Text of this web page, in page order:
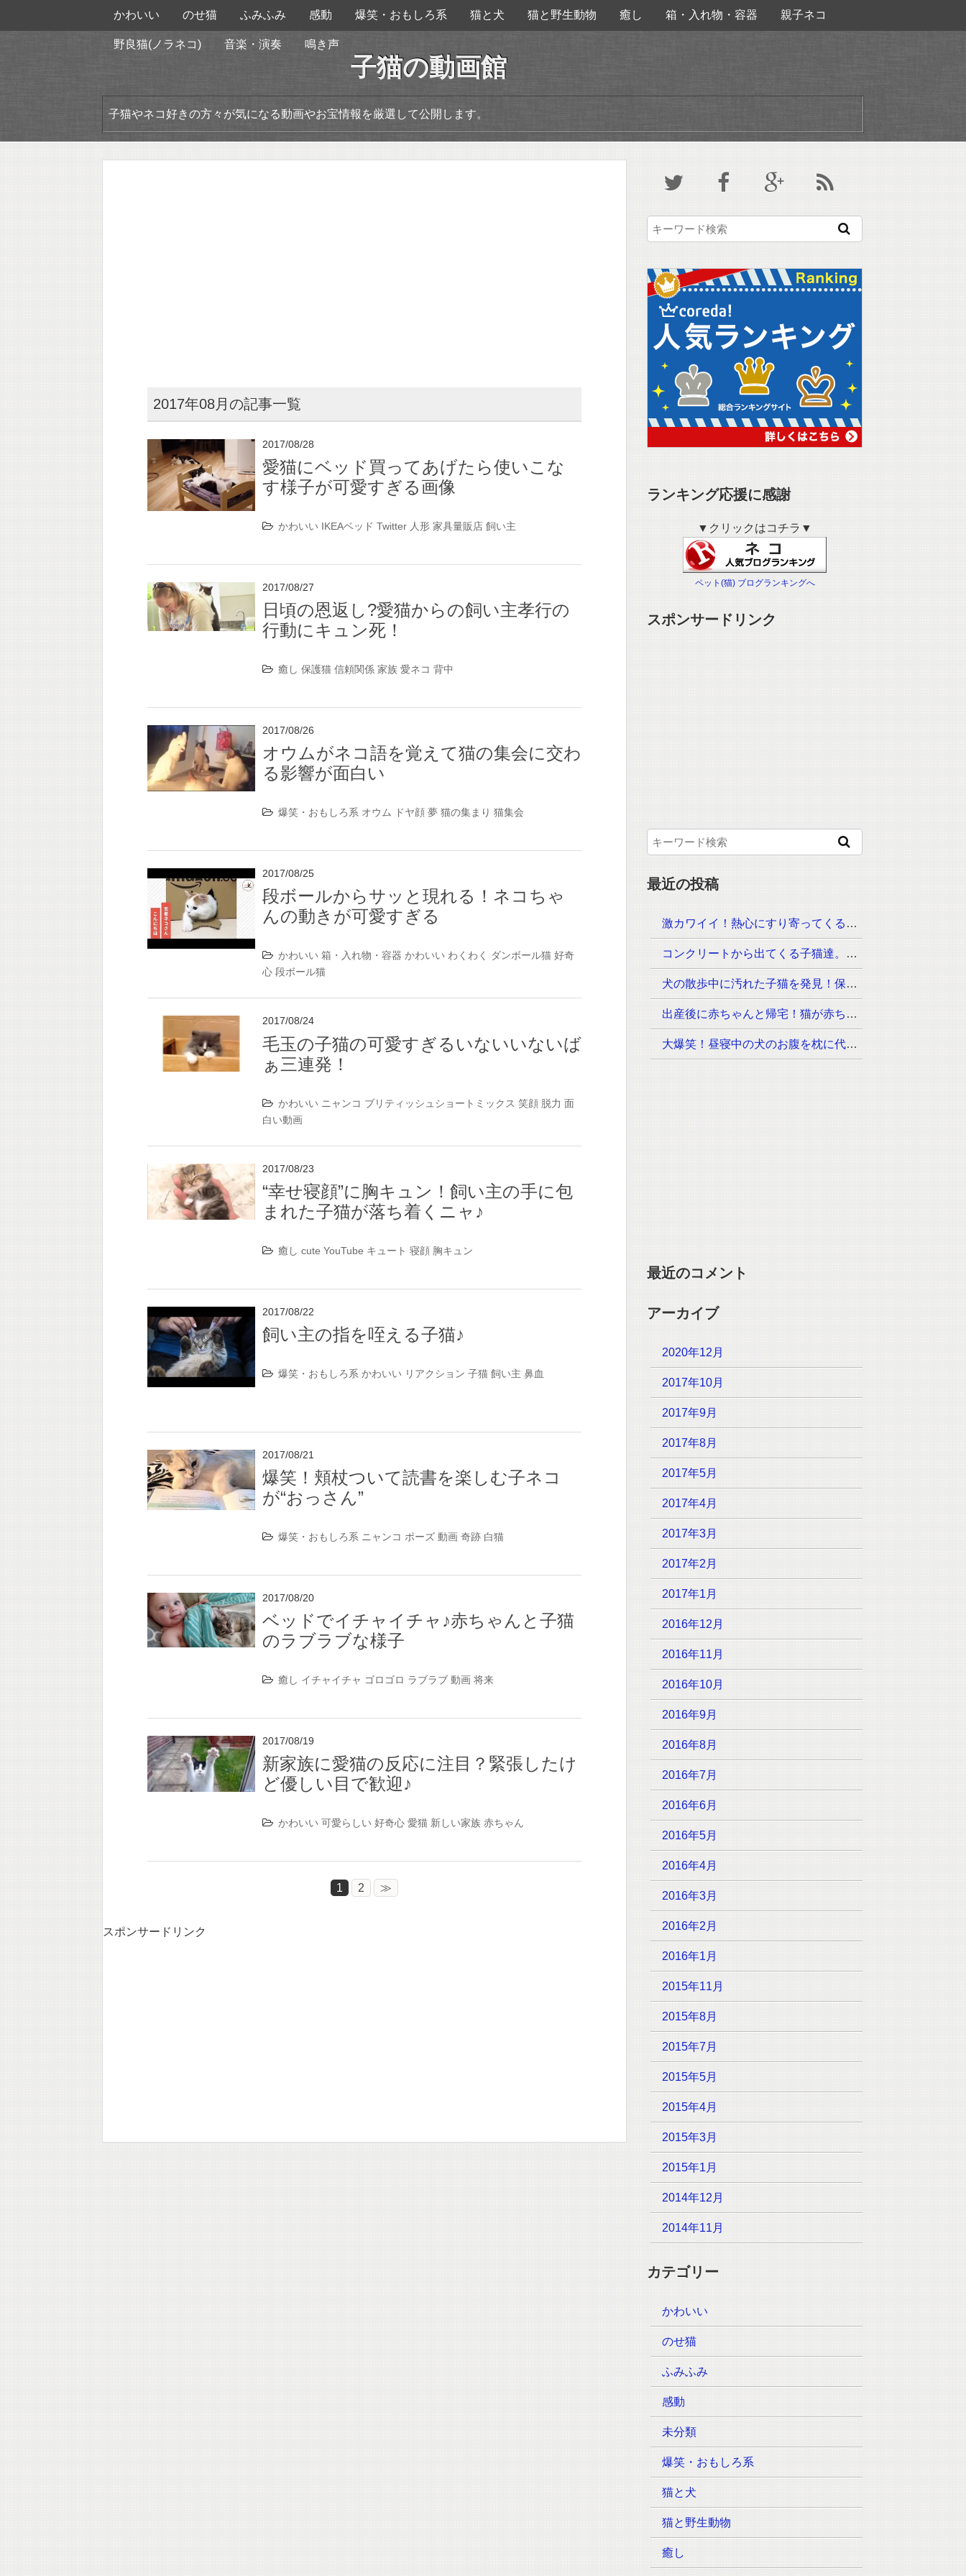
かわいい のせ猫 ふみふみ 感動 爆笑・おもしろ系 猫と犬 猫と野生動物 癒し 箱・入れ物・容器 親子ネコ
野良猫(ノラネコ) 音楽・演奏 鳴き声
子猫の動画館
子猫やネコ好きの方々が気になる動画やお宝情報を厳選して公開します。
2017年08月の記事一覧
2017/08/28
愛猫にベッド買ってあげたら使いこな
す様子が可愛すぎる画像
かわいい IKEAベッド Twitter 人形 家具量販店 飼い主
2017/08/27
日頃の恩返し?愛猫からの飼い主孝行の
行動にキュン死！
癒し 保護猫 信頼関係 家族 愛ネコ 背中
2017/08/26
オウムがネコ語を覚えて猫の集会に交わ
る影響が面白い
爆笑・おもしろ系 オウム ドヤ顔 夢 猫の集まり 猫集会
2017/08/25
段ボールからサッと現れる！ネコちゃ
んの動きが可愛すぎる
かわいい 箱・入れ物・容器 かわいい わくわく ダンボール猫 好奇
心 段ボール猫
2017/08/24
毛玉の子猫の可愛すぎるいないいないば
ぁ三連発！
かわいい ニャンコ ブリティッシュショートミックス 笑顔 脱力 面
白い動画
2017/08/23
“幸せ寝顔”に胸キュン！飼い主の手に包
まれた子猫が落ち着くニャ♪
癒し cute YouTube キュート 寝顔 胸キュン
2017/08/22
飼い主の指を咥える子猫♪
爆笑・おもしろ系 かわいい リアクション 子猫 飼い主 鼻血
2017/08/21
爆笑！頬杖ついて読書を楽しむ子ネコ
が“おっさん”
爆笑・おもしろ系 ニャンコ ポーズ 動画 奇跡 白猫
2017/08/20
ベッドでイチャイチャ♪赤ちゃんと子猫
のラブラブな様子
癒し イチャイチャ ゴロゴロ ラブラブ 動画 将来
2017/08/19
新家族に愛猫の反応に注目？緊張したけ
ど優しい目で歓迎♪
かわいい 可愛らしい 好奇心 愛猫 新しい家族 赤ちゃん
1 2 ≫
スポンサードリンク
ランキング応援に感謝
▼クリックはコチラ▼
ペット(猫) ブログランキングへ
スポンサードリンク
最近の投稿
激カワイイ！熱心にすり寄ってくる子猫、可愛い声で話してきたぁ
コンクリートから出てくる子猫達。ご飯の時間に呼ぶと可愛い姿がどんどん現れた
犬の散歩中に汚れた子猫を発見！保護先で幸な姿に安心
出産後に赤ちゃんと帰宅！猫が赤ちゃんに見せた初めての反応は？
大爆笑！昼寝中の犬のお腹を枕に代用した猫に犬が気づくと…
最近のコメント
アーカイブ
2020年12月
2017年10月
2017年9月
2017年8月
2017年5月
2017年4月
2017年3月
2017年2月
2017年1月
2016年12月
2016年11月
2016年10月
2016年9月
2016年8月
2016年7月
2016年6月
2016年5月
2016年4月
2016年3月
2016年2月
2016年1月
2015年11月
2015年8月
2015年7月
2015年5月
2015年4月
2015年3月
2015年1月
2014年12月
2014年11月
カテゴリー
かわいい
のせ猫
ふみふみ
感動
未分類
爆笑・おもしろ系
猫と犬
猫と野生動物
癒し